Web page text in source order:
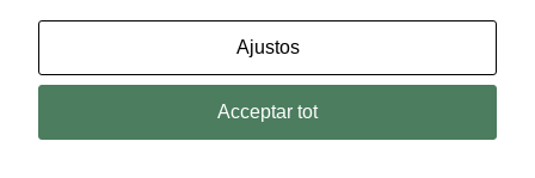
Ajustos
Acceptar tot